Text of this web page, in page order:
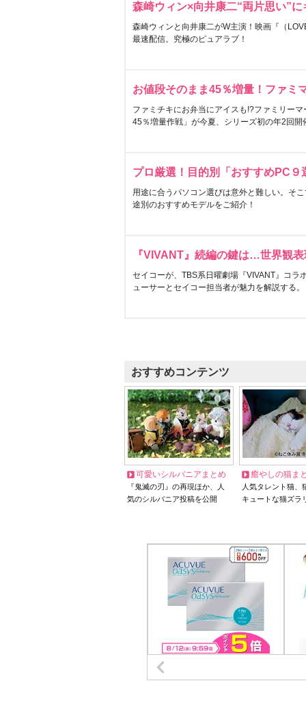
森崎ウィン×向井康二“両片思い”
森崎ウィンと向井康二がW主演！映画『（
最速配信。究極のピュアラブ！
お値段そのまま45％増量！ファミ
ファミチキにお弁当にアイスも!?ファミリー
45％増量作戦」が今夏、シリーズ初の年2回開
プロ厳選！目的別「おすすめPC９
用途に合うパソコン選びは意外と難しい。そ
途別のおすすめモデルをご紹介！
『VIVANT』続編の鍵は…世界観
セイコーが、TBS系日曜劇場『VIVANT』コラ
ューサーとセイコー担当者が魅力を解説する。
おすすめコンテンツ
可愛いシルバニアまとめ
『鬼滅の刃』の再現ほか、人
気のシルバニア投稿を公開
癒やしの猫ま
人気タレント猫
キュートな猫ズラ